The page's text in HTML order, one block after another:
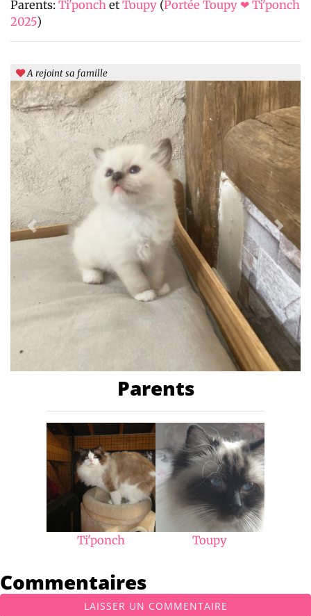
A rejoint sa famille
Previous Next
Parents: Ti'ponch et Toupy (Portée Toupy ❤ Ti'ponch
2025)
Parents
Ti'ponch Toupy
Commentaires
LAISSER UN COMMENTAIRE